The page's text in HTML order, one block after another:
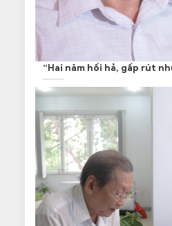
“Hai năm hối hả, gấp rút